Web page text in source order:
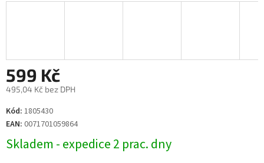
599 Kč
495,04 Kč bez DPH
Měrná
cena:
Kód: 1805430
EAN: 0071701059864
Skladem - expedice 2 prac. dny